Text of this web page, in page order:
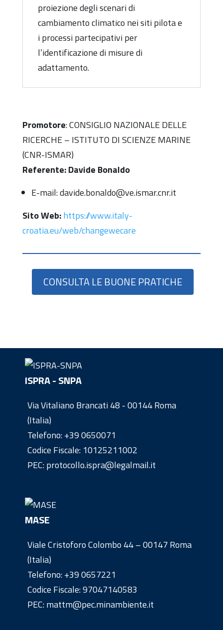
proiezione degli scenari di
cambiamento climatico nei siti pilota e
i processi partecipativi per
l’identificazione di misure di
adattamento.
Promotore:CONSIGLIO NAZIONALE DELLE
RICERCHE – ISTITUTO DI SCIENZE MARINE
(CNR-ISMAR)
Referente: Davide Bonaldo
E-mail: davide.bonaldo@ve.ismar.cnr.it
Sito Web:https://www.italy-
croatia.eu/web/changewecare
CONSULTA LE BUONE PRATICHE
ISPRA - SNPA
Via Vitaliano Brancati 48 - 00144 Roma
(Italia)
Telefono:+39 0650071
Codice Fiscale: 10125211002
PEC: protocollo.ispra@legalmail.it
MASE
Viale Cristoforo Colombo 44 – 00147 Roma
(Italia)
Telefono:+39 0657221
Codice Fiscale: 97047140583
PEC: mattm@pec.minambiente.it